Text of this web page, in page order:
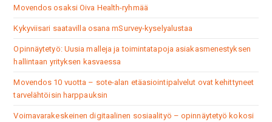
Movendos osaksi Oiva Health-ryhmää
Kykyviisari saatavilla osana mSurvey-kyselyalustaa
Opinnäytetyö: Uusia malleja ja toimintatapoja asiakasmenestyksen
hallintaan yrityksen kasvaessa
Movendos 10 vuotta – sote-alan etäasiointipalvelut ovat kehittyneet
tarvelähtöisin harppauksin
Voimavarakeskeinen digitaalinen sosiaalityö – opinnäytetyö kokosi